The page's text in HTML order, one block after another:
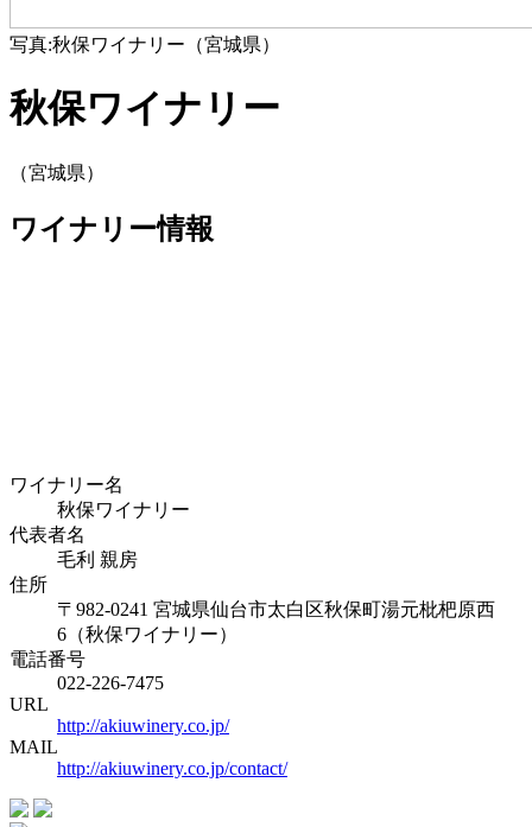
写真:秋保ワイナリー（宮城県）
秋保ワイナリー
（宮城県）
ワイナリー情報
ワイナリー名
秋保ワイナリー
代表者名
毛利 親房
住所
〒982-0241 宮城県仙台市太白区秋保町湯元枇杷原西
6（秋保ワイナリー）
電話番号
022-226-7475
URL
http://akiuwinery.co.jp/
MAIL
http://akiuwinery.co.jp/contact/